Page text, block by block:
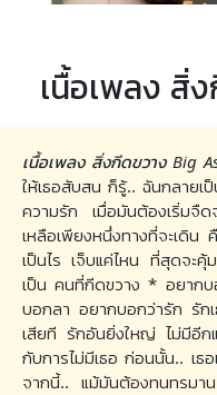
เนื้อเพลง สิ่
เนื้อเพลง สิ่งกีดขวาง Big
ให้เธอสับสน ก็รู้.. ฉันกลายเ
ความรัก เมื่อมันต้องเริ่มจื
เหลือเพียงหนึ่งทางที่จะเดิน
เป็นไร เจ็บแค่ไหน ที่สุดจะ
เป็น คนที่กีดขวาง * อยาก
บอกลา อยากบอกว่ารัก รัก
เสียที รักอันยิ่งใหญ่ ไม่มีอีก
กับการไม่มีเธอ ก่อนนั้น.. เธ
จากนี้.. แม้มันต้องทนทรมา